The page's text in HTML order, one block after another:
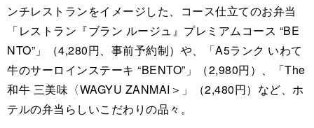
ンチレストランをイメージした、コース仕立てのお弁当
「レストラン『ブラン ルージュ』プレミアムコース “BE
NTO”」（4,280円、事前予約制）や、「A5ランク いわて
牛のサーロインステーキ “BENTO”」（2,980円）、「The
和牛 三美味〈WAGYU ZANMAI＞」（2,480円）など、ホ
テルの弁当らしいこだわりの品々。